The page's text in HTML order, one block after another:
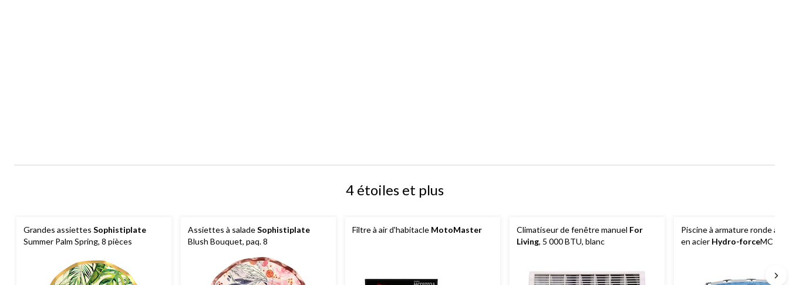
4 étoiles et plus
Grandes assiettes Sophistiplate
Summer Palm Spring, 8 pièces
Assiettes à saladeSophistiplate
Blush Bouquet, paq. 8
Filtre à air d'habitacle MotoMaster Climatiseur de fenêtre manuel For
Living, 5 000 BTU, blanc
Piscine à armature ronde à
en acier Hydro-forceMC